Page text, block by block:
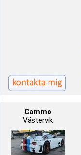
Cammo
Västervik